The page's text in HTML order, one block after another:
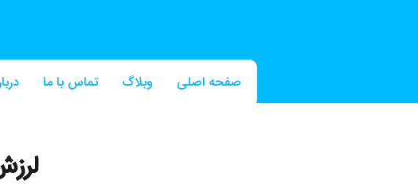
صفحه اصلی وبلاگ تماس با ما